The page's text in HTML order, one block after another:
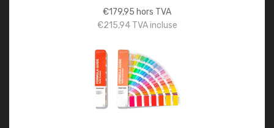
€179,95 hors TVA
€215,94TVA incluse